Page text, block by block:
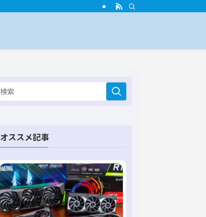
オススメ記事